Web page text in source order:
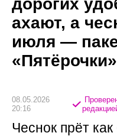
дорогих
ахают, а
июля —
08.05.2026
20:16
Чеснок прёт